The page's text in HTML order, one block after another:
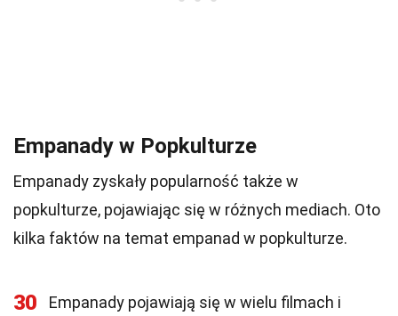
Empanady w Popkulturze
Empanady zyskały popularność także w
popkulturze, pojawiając się w różnych mediach. Oto
kilka faktów na temat empanad w popkulturze.
30
Empanady pojawiają się w wielu filmach i